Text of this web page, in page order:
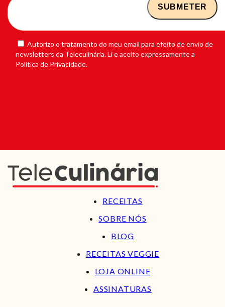
Autorizo o tratamento do meu email para efeito de envio de
newsletters da Teleculinária. Li e aceito expressamente a
Política de Privacidade.
RECEITAS
SOBRE NÓS
BLOG
RECEITAS VEGGIE
LOJA ONLINE
ASSINATURAS